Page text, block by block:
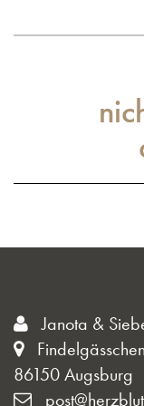
Janota &
86150 Augsburg